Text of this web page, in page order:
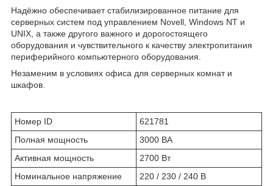
Надёжно обеспечивает стабилизированное питание для
серверных систем под управлением Novell, Windows NT и
UNIX, а также другого важного и дорогостоящего
оборудования и чувствительного к качеству электропитания
периферийного компьютерного оборудования.
Незаменим в условиях офиса для серверных комнат и
шкафов.
Номер ID
621781
Полная мощность
3000 ВА
Активная мощность
2700 Вт
Номинальное напряжение
220 / 230 / 240 В